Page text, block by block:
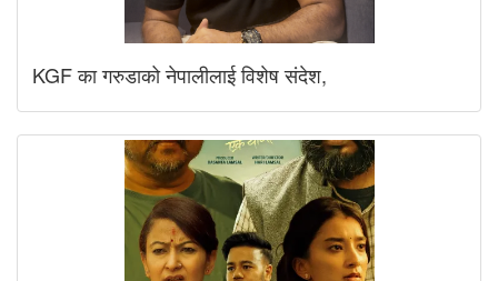
KGF का गरुडाको नेपालीलाई विशेष संदेश,